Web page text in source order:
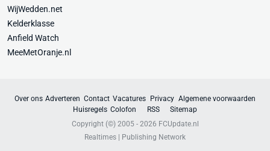
WijWedden.net
Kelderklasse
Anfield Watch
MeeMetOranje.nl
Over ons Adverteren Contact Vacatures Privacy Algemene voorwaarden
Huisregels Colofon RSS
Sitemap
Copyright (©) 2005 - 2026 FCUpdate.nl
Realtimes | Publishing Network